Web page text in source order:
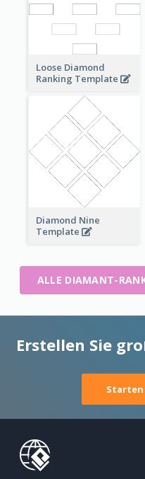
Loose Diamond
Ranking Template
Diamond Nine
Template
ALLE DIAMANT-
Erstellen Sie
Starten